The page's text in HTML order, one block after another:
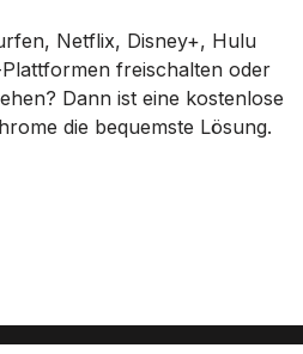
Netflix, Disney+, Hulu
freischalten oder
Dann ist eine kostenlose
die bequemste Lösung.